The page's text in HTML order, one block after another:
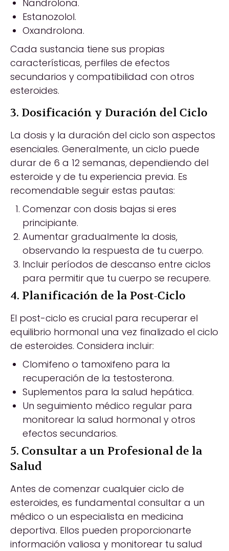
Nandrolona.
Estanozolol.
Oxandrolona.
Cada sustancia tiene sus propias
características, perfiles de efectos
secundarios y compatibilidad con otros
esteroides.
3. Dosificación y Duración del Ciclo
La dosis y la duración del ciclo son aspectos
esenciales. Generalmente, un ciclo puede
durar de 6 a 12 semanas, dependiendo del
esteroide y de tu experiencia previa. Es
recomendable seguir estas pautas:
Comenzar con dosis bajas si eres
principiante.
Aumentar gradualmente la dosis,
observando la respuesta de tu cuerpo.
Incluir períodos de descanso entre ciclos
para permitir que tu cuerpo se recupere.
4. Planificación de la Post-Ciclo
El post-ciclo es crucial para recuperar el
equilibrio hormonal una vez finalizado el ciclo
de esteroides. Considera incluir:
Clomifeno o tamoxifeno para la
recuperación de la testosterona.
Suplementos para la salud hepática.
Un seguimiento médico regular para
monitorear la salud hormonal y otros
efectos secundarios.
5. Consultar a un Profesional de la
Salud
Antes de comenzar cualquier ciclo de
esteroides, es fundamental consultar a un
médico o un especialista en medicina
deportiva. Ellos pueden proporcionarte
información valiosa y monitorear tu salud